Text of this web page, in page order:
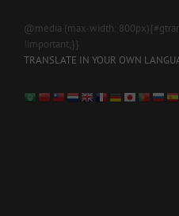
@media (max-width:
!important;}}
TRANSLATE IN YOUR OWN